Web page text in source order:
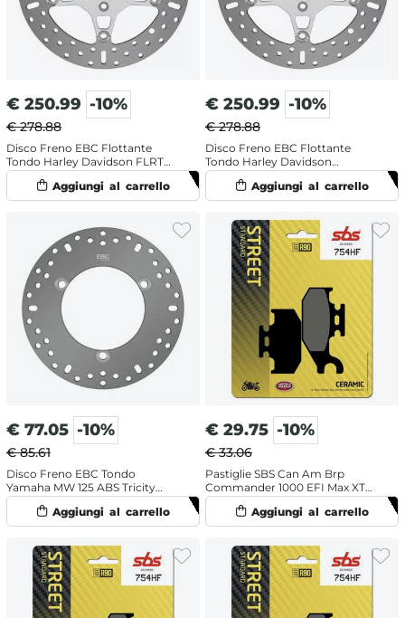
€ 250.99 -10%
€ 278.88
Disco Freno EBC Flottante
Tondo Harley Davidson FLRT
1868 ABS Freewheeler 114 (2020-
2024) Anteriore Sinistro
€ 250.99 -10%
€ 278.88
Disco Freno EBC Flottante
Tondo Harley Davidson
FLHTCUTG 1750 Tri Glide Ultra
Anniversary 107 (2018) Anteriore
Sinistro
€ 77.05 -10%
€ 85.61
Disco Freno EBC Tondo
Yamaha MW 125 ABS Tricity
(2017-2020) Posteriore
€ 29.75 -10%
€ 33.06
Pastiglie SBS Can Am Brp
Commander 1000 EFI Max XT
DPS (2016-2017) posteriori
ceramiche